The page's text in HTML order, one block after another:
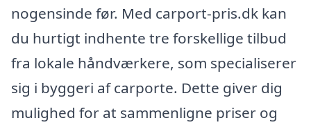
nogensinde før. Med carport-pris.dk kan
du hurtigt indhente tre forskellige tilbud
fra lokale håndværkere, som specialiserer
sig i byggeri af carporte. Dette giver dig
mulighed for at sammenligne priser og